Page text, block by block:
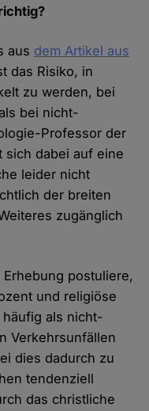
aus dem Artikel aus
das Risiko, in
zu werden, bei
bei nicht-
Professor der
sich dabei auf eine
leider nicht
der breiten
zugänglich
postuliere,
und religiöse
als nicht-
Verkehrsunfällen
dies dadurch zu
tendenziell
das christliche